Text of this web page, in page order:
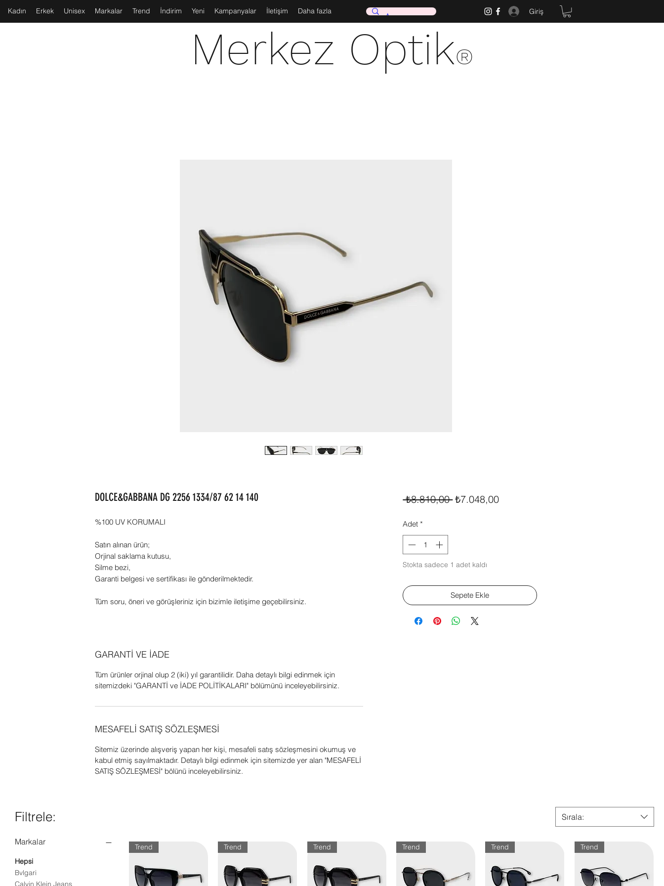
Kadın Erkek Unisex Markalar Trend İndirim Yeni Kampanyalar İletişim Daha fazla Giriş
Merkez Optik®
DOLCE&GABBANA DG 2256 1334/87 62 14 140
%100 UV KORUMALI
Satın alınan ürün;
Orjinal saklama kutusu,
Silme bezi,
Garanti belgesi ve sertifikası ile gönderilmektedir.
Tüm soru, öneri ve görüşleriniz için bizimle iletişime geçebilirsiniz.
GARANTİ VE İADE
Tüm ürünler orjinal olup 2 (iki) yıl garantilidir. Daha detaylı bilgi edinmek için
sitemizdeki "GARANTİ ve İADE POLİTİKALARI" bölümünü inceleyebilirsiniz.
MESAFELİ SATIŞ SÖZLEŞMESİ
Sitemiz üzerinde alışveriş yapan her kişi, mesafeli satış sözleşmesini okumuş ve
kabul etmiş sayılmaktadır. Detaylı bilgi edinmek için sitemizde yer alan "MESAFELİ
SATIŞ SÖZLEŞMESİ" bölünü inceleyebilirsiniz.
₺8.810,00 Normal
₺7.048,00İndirimli
Adet *
Stokta sadece 1 adet kaldı
Sepete Ekle
Filtrele:
Markalar
Hepsi
Bvlgari
Calvin Klein Jeans
Sırala:
Trend Trend Trend Trend Trend Trend